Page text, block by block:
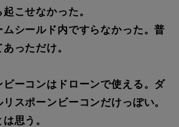
こせなかった。
ムシールド内ですらなかった。普
っただけ。
ーコンはドローンで使える。ダ
スポーンビーコンだけっぽい。
思う。